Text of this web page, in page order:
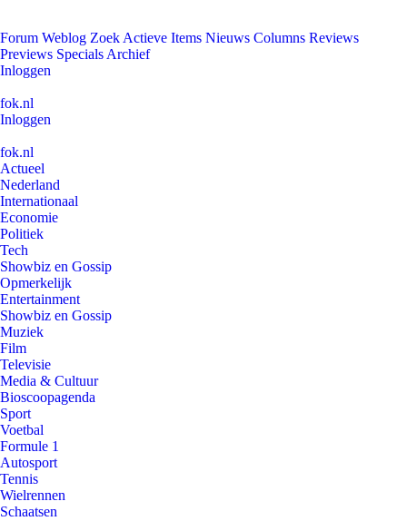
Forum Weblog Zoek Actieve Items Nieuws Columns Reviews
Previews Specials Archief
Inloggen
fok.nl
Inloggen
fok.nl
Actueel
Nederland
Internationaal
Economie
Politiek
Tech
Showbiz en Gossip
Opmerkelijk
Entertainment
Showbiz en Gossip
Muziek
Film
Televisie
Media & Cultuur
Bioscoopagenda
Sport
Voetbal
Formule 1
Autosport
Tennis
Wielrennen
Schaatsen